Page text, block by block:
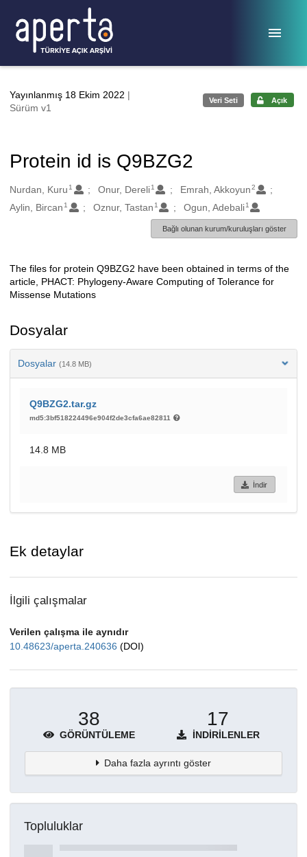
Yayınlanmış 18 Ekim 2022 |
Sürüm v1
Veri Seti Açık
Protein id is Q9BZG2
Oluşturanlar
Nurdan, Kuru 1 Onur, Dereli 1 Emrah, Akkoyun2
Aylin, Bircan 1 Oznur, Tastan 1 Ogun, Adebali 1
Bağlı olunan kurum/kuruluşları göster
Açıklama
The files for protein Q9BZG2 have been obtained in terms of the
article, PHACT: Phylogeny-Aware Computing of Tolerance for
Missense Mutations
Dosyalar
Dosyalar (14.8 MB)
Q9BZG2.tar.gz
md5:3bf518224496e904f2de3cfa6ae82811
14.8 MB
İndir
Ek detaylar
İlgili çalışmalar
Verilen çalışma ile aynıdır
10.48623/aperta.240636 (DOI)
38
GÖRÜNTÜLEME
17
İNDIRILENLER
Daha fazla ayrıntı göster
Topluluklar